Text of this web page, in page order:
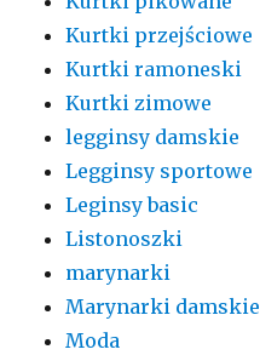
Kurtki przejściowe
Kurtki ramoneski
Kurtki zimowe
legginsy damskie
Legginsy sportowe
Leginsy basic
Listonoszki
marynarki
Marynarki damskie
Moda